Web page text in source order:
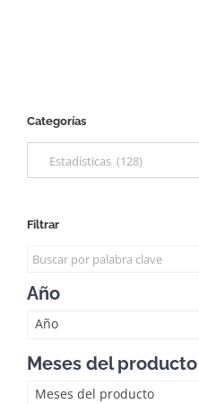
Categorías
Estadísticas (128)
Filtrar
Año
Año
Meses del producto
Meses del producto